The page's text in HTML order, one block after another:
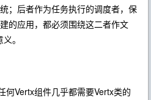
；后者作为任务执行的调度者，保
的应用，都必须围绕这二者作文
。
何Vertx组件几乎都需要Vertx类的